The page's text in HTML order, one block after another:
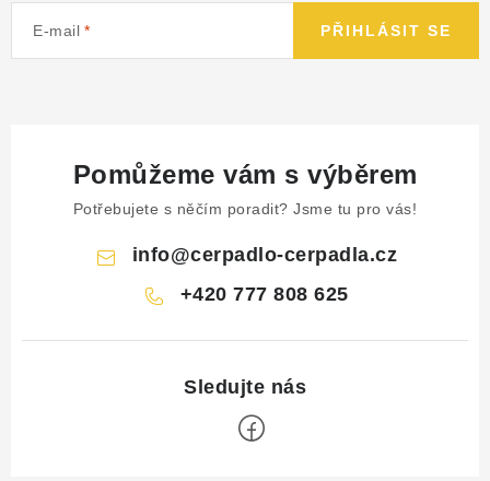
E-mail PŘIHLÁSIT SE
Pomůžeme vám s výběrem
Potřebujete s něčím poradit? Jsme tu pro vás!
info@cerpadlo-cerpadla.cz
+420 777 808 625